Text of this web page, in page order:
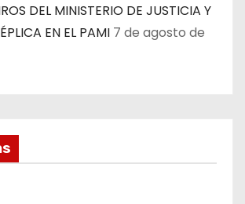
DEL MINISTERIO DE JUSTICIA Y
EN EL PAMI 7 de agosto de